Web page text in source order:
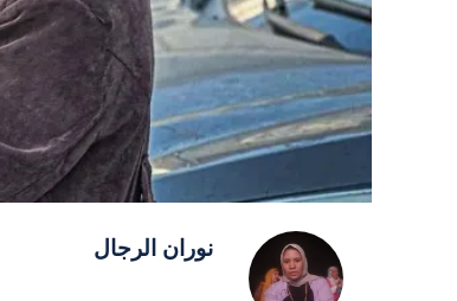
نوران الرجال